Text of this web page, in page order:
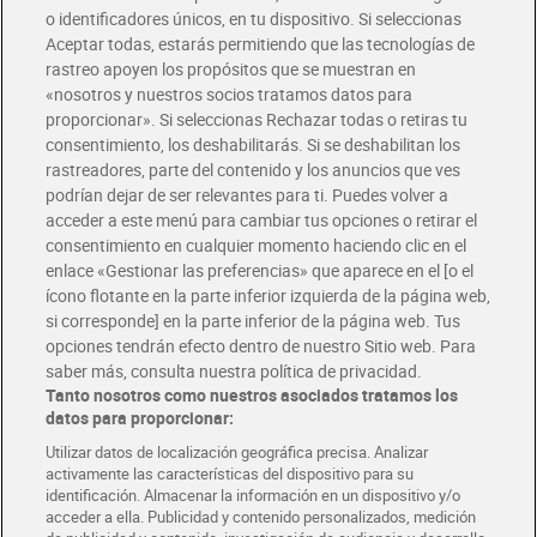
Envío gratis por compras superiores a 100€
Envío estandar por 4,99€
Glovo y Uber Eats
Solicita tu factura de Glovo o Uber Eats
Únete al CLUB Dia
Disfruta las ventajas y ofertas exclusivas.
Descárgate la APP Dia
Folletos y Tiendas
Descubre las mejores ofertas y busca tu tienda más cercana
Tarjeta MaX Dia
Te devuelve hasta 8€/mes de tus compras.
¡Solicita tu tarjeta de crédito aquí!
COMER MEJOR CADA DIA
COLABORA CON DIA ABRE TU TIENDA DIA CORPORATE
o identificadores únicos, en tu dispositivo. Si seleccionas
Aceptar todas, estarás permitiendo que las tecnologías de
rastreo apoyen los propósitos que se muestran en
«nosotros y nuestros socios tratamos datos para
proporcionar». Si seleccionas Rechazar todas o retiras tu
consentimiento, los deshabilitarás. Si se deshabilitan los
rastreadores, parte del contenido y los anuncios que ves
podrían dejar de ser relevantes para ti. Puedes volver a
acceder a este menú para cambiar tus opciones o retirar el
consentimiento en cualquier momento haciendo clic en el
enlace «Gestionar las preferencias» que aparece en el [o el
ícono flotante en la parte inferior izquierda de la página web,
si corresponde] en la parte inferior de la página web. Tus
opciones tendrán efecto dentro de nuestro Sitio web. Para
saber más, consulta nuestra política de privacidad.
Tanto nosotros como nuestros asociados tratamos los
datos para proporcionar:
Utilizar datos de localización geográfica precisa. Analizar
activamente las características del dispositivo para su
identificación. Almacenar la información en un dispositivo y/o
acceder a ella. Publicidad y contenido personalizados, medición